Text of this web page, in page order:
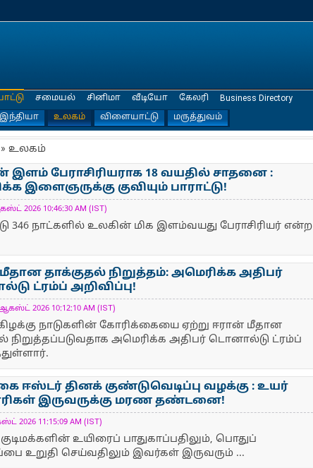
இந்தியா உலகம் விளையாட்டு மருத்துவம்
சமையல் சினிமா வீடியோ கேலரி Business Directory
» உலகம்
இளம் பேராசிரிய​ராக 18 வயதில் சாதனை :
இளைஞருக்கு குவியும் பாராட்டு!
2026 10:46:30 AM (IST)
346 நாட்​களில் உலகின் மிக இளம்​வயது பேராசிரியர் என்ற
தாக்குதல் நிறுத்தம்: அமெரிக்க அதிபர்
ட்ரம்ப் அறிவிப்பு!
2026 10:12:10 AM (IST)
நாடுகளின் கோரிக்கையை ஏற்று ஈரான் மீதான
நிறுத்தப்படுவதாக அமெரிக்க அதிபர் டொனால்டு ட்ரம்ப்
ஈஸ்டர் தினக் குண்டுவெடிப்பு வழக்கு : உயர்
இருவருக்கு மரண தண்டனை!
2026 11:15:09 AM (IST)
குடிமக்களின் உயிரைப் பாதுகாப்பதிலும், பொதுப்
உறுதி செய்வதிலும் இவர்கள் இருவரும் ...